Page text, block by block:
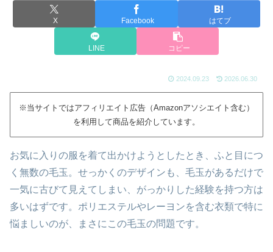
X Facebook はてブ
LINE コピー
2024.09.23 2026.06.30
※当サイトではアフィリエイト広告（Amazonアソシエイト含む）
を利用して商品を紹介しています。
お気に入りの服を着て出かけようとしたとき、ふと目につ
く無数の毛玉。せっかくのデザインも、毛玉があるだけで
一気に古びて見えてしまい、がっかりした経験を持つ方は
多いはずです。ポリエステルやレーヨンを含む衣類で特に
悩ましいのが、まさにこの毛玉の問題です。